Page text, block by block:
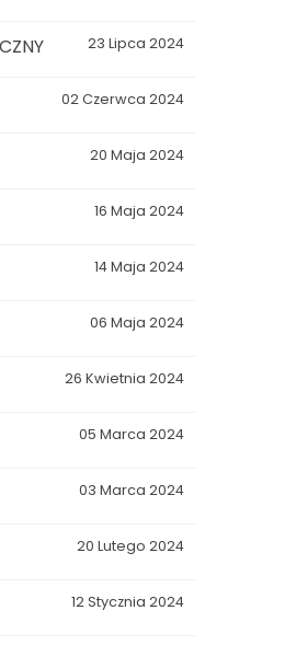
23 Lipca 2024
02 Czerwca 2024
20 Maja 2024
16 Maja 2024
14 Maja 2024
06 Maja 2024
26 Kwietnia 2024
05 Marca 2024
03 Marca 2024
20 Lutego 2024
12 Stycznia 2024